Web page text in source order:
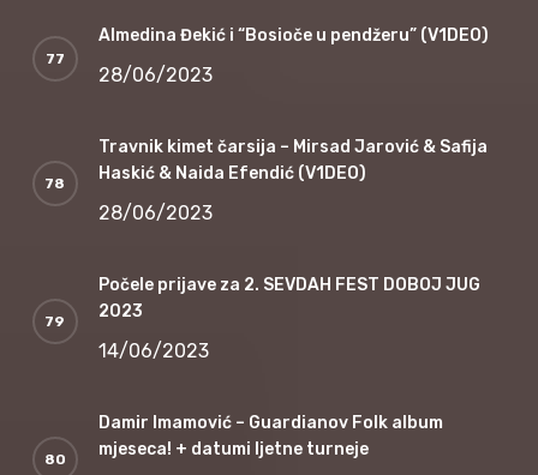
Almedina Đekić i “Bosioče u pendžeru” (V1DEO)
28/06/2023
Travnik kimet čarsija – Mirsad Jarović & Safija
Haskić & Naida Efendić (V1DEO)
28/06/2023
Počele prijave za 2. SEVDAH FEST DOBOJ JUG
2023
14/06/2023
Damir Imamović – Guardianov Folk album
mjeseca! + datumi ljetne turneje